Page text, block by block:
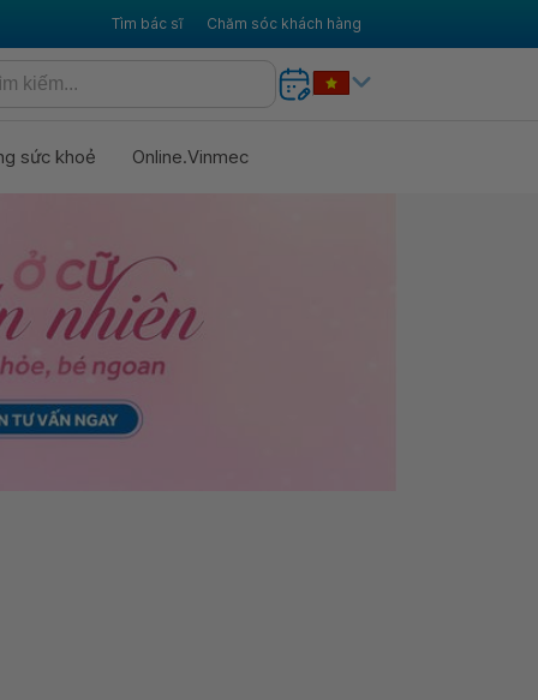
Tìm bác sĩ Chăm sóc khách hàng
sức khoẻ Online.Vinmec